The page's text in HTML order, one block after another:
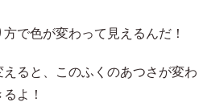
で色が変わって見えるんだ！
ると、このふくのあつさが変わ
よ！